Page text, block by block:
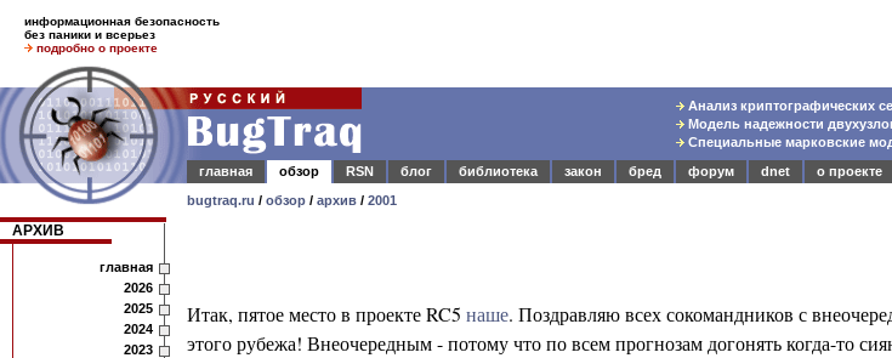
информационная безопасность
без паники и всерьез
подробно о проекте
Анализ криптографических
Модель надежности
Специальные марковские
главная
обзор RSN блог библиотека закон бред форум dnet
о проекте
bugtraq.ru / обзор / архив / 2001
АРХИВ
главная
2026
2025
2024
2023
Итак, пятое место в проекте RC5 наше. Поздравляю всех сокомандников с
этого рубежа! Внеочередным - потому что по всем прогнозам догонять когда-то